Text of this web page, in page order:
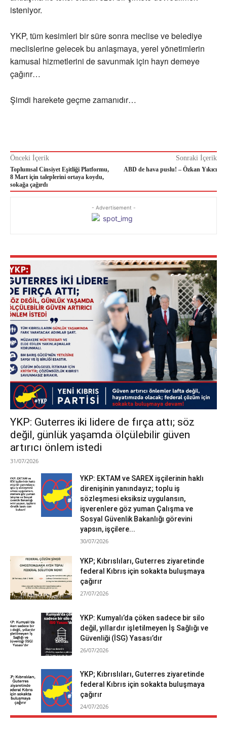
isteniyor.
YKP, tüm kesimleri bir süre sonra meclise ve belediye
meclislerine gelecek bu anlaşmaya, yerel yönetimlerin
kamusal hizmetlerini de savunmak için hayrı demeye
çağırır…
Şimdi harekete geçme zamanıdır…
Önceki İçerik
Toplumsal Cinsiyet Eşitliği Platformu,
8 Mart için taleplerini ortaya koydu,
sokağa çağırdı
Sonraki İçerik
ABD de hava puslu! – Özkan Yıkıcı
- Advertisement -
YKP: Guterres iki lidere de fırça attı; söz
değil, günlük yaşamda ölçülebilir güven
artırıcı önlem istedi
31/07/2026
YKP: EKTAM ve SAREX işçilerinin haklı
direnişinin yanındayız; toplu iş
sözleşmesi eksiksiz uygulansın,
işverenlere göz yuman Çalışma ve
Sosyal Güvenlik Bakanlığı görevini
yapsın, işçilere...
30/07/2026
YKP; Kıbrıslıları, Guterres ziyaretinde
federal Kıbrıs için sokakta buluşmaya
çağırır
27/07/2026
YKP: Kumyalı’da çöken sadece bir silo
değil, yıllardır işletilmeyen İş Sağlığı ve
Güvenliği (İSG) Yasası’dır
26/07/2026
YKP; Kıbrıslıları, Guterres ziyaretinde
federal Kıbrıs için sokakta buluşmaya
çağırır
24/07/2026